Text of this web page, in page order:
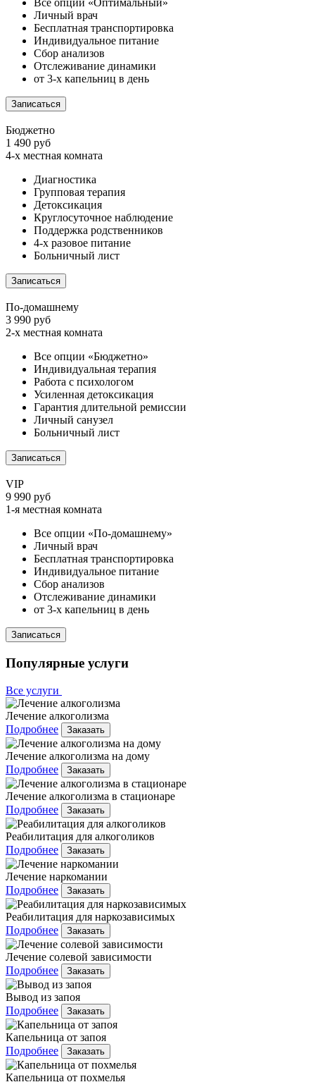
Все опции «Оптимальный»
Личный врач
Бесплатная транспортировка
Индивидуальное питание
Сбор анализов
Отслеживание динамики
от 3-х капельниц в день
Записаться
Бюджетно
1 490 руб
4-х местная комната
Диагностика
Групповая терапия
Детоксикация
Круглосуточное наблюдение
Поддержка родственников
4-х разовое питание
Больничный лист
Записаться
По-домашнему
3 990 руб
2-х местная комната
Все опции «Бюджетно»
Индивидуальная терапия
Работа с психологом
Усиленная детоксикация
Гарантия длительной ремиссии
Личный санузел
Больничный лист
Записаться
VIP
9 990 руб
1-я местная комната
Все опции «По-домашнему»
Личный врач
Бесплатная транспортировка
Индивидуальное питание
Сбор анализов
Отслеживание динамики
от 3-х капельниц в день
Записаться
Популярные услуги
Все услуги
Лечение алкоголизма
Подробнее
Заказать
Лечение алкоголизма на дому
Подробнее
Заказать
Лечение алкоголизма в стационаре
Подробнее
Заказать
Реабилитация для алкоголиков
Подробнее
Заказать
Лечение наркомании
Подробнее
Заказать
Реабилитация для наркозависимых
Подробнее
Заказать
Лечение солевой зависимости
Подробнее
Заказать
Вывод из запоя
Подробнее
Заказать
Капельница от запоя
Подробнее
Заказать
Капельница от похмелья